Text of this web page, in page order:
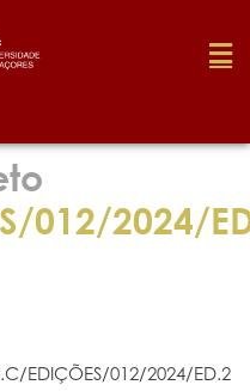
012/2024/
EDIÇÕES/012/2024/ED.2